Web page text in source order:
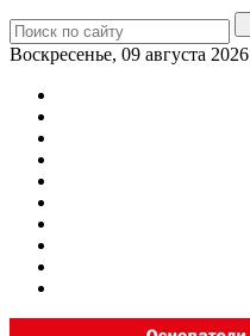
Воскресенье, 09 августа 2026